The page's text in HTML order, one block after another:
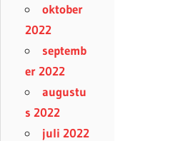
oktober
2022
septemb
er 2022
augustu
s 2022
juli 2022